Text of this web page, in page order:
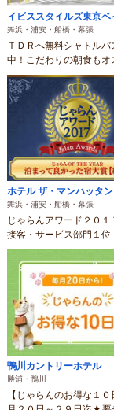
イビススタイルズ東京ベ
舞浜・浦安・船橋・幕張
ＴＤＲへ無料シャトルバ
中！こだわりの朝食もオ
ホテル ザ・マンハッタン
舞浜・浦安・船橋・幕張
じゃらんアワード２０１
接客・サービス部門１位
鴨川カントリーホテル
勝浦・鴨川
【じゃらんのお得な１